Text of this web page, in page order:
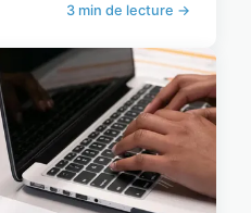
3 min de lecture →